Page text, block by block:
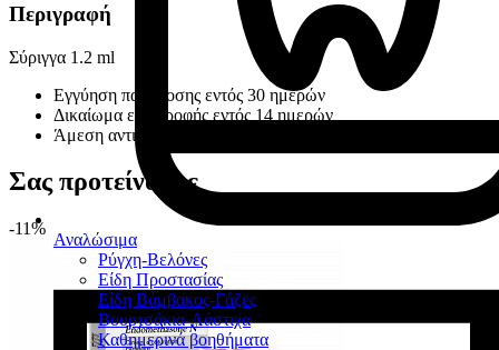
Αναλώσιμα
Ρύγχη-Βελόνες
Είδη Προστασίας
Είδη Βάμβακος-Γάζες
Βουρτσάκια-Λάστιχα
Καθημερινά βοηθήματα
Περιγραφή
Σύριγγα 1.2 ml
Εγγύηση παράδοσης εντός 30 ημερών
Δικαίωμα επιστροφής εντός 14 ημερών
Άμεση αντικατάσταση ελαττωματικών προϊόντων
Σας προτείνουμε
-11%